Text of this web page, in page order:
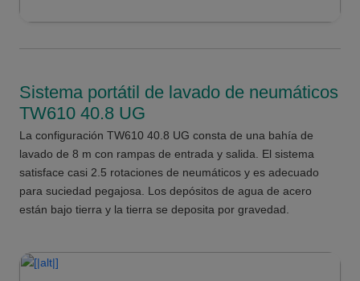
Sistema portátil de lavado de neumáticos
TW610 40.8 UG
La configuración TW610 40.8 UG consta de una bahía de
lavado de 8 m con rampas de entrada y salida. El sistema
satisface casi 2.5 rotaciones de neumáticos y es adecuado
para suciedad pegajosa. Los depósitos de agua de acero
están bajo tierra y la tierra se deposita por gravedad.